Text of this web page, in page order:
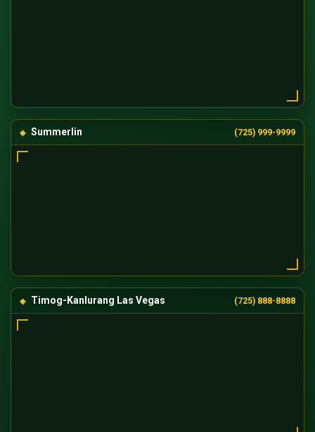
Summerlin (725) 999-9999
Timog-Kanlurang Las Vegas (725) 888-8888